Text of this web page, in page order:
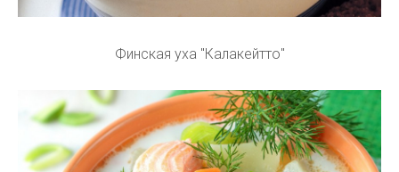
Финская уха "Калакейтто"